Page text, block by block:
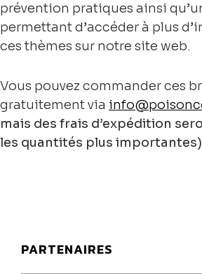
prévention pratiques ainsi
permettant d’accéder à plus
ces thèmes sur notre site web.
Vous pouvez commander ces
gratuitement via
mais des frais d’expédition
les quantités plus
PARTENAIRES